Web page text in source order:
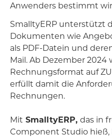
Anwenders bestimmt
SmalltyERP unterstützt
Dokumenten wie
als PDF-Datein und
Mail. Ab Dezember 2024
Rechnungsformat auf
erfüllt damit die
Rechnungen.
Mit SmalltyERP, das in
Component Studio